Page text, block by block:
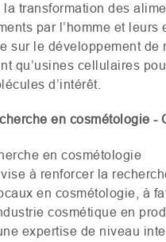
transformation des
par l’homme et leurs
sur le développement de
qu’usines cellulaires
d’intérêt.
en cosmétologie -
en cosmétologie
à renforcer la
en cosmétologie, à
cosmétique en
expertise de niveau